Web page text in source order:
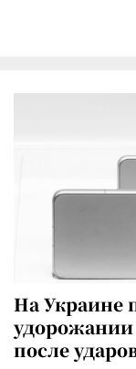
На Украине
удорожании
после